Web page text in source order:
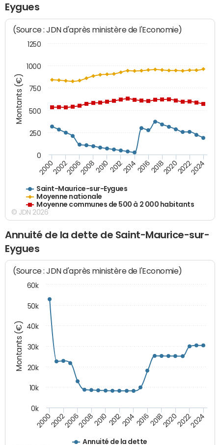
Eygues
Montants (€)
(Source : JDN d'après ministère de l'Economie)
Saint-Maurice-sur-Eygues
Moyenne nationale
Moyenne communes de 500 à 2 000 habitants
200020022006200820102012201420162018202020222024
0
250
500
750
1000
1250
© JDN 2026
Annuité de la dette de Saint-Maurice-sur-
Eygues
Montants (€)
(Source : JDN d'après ministère de l'Economie)
Annuité de la dette
20002002200620082010 2012201420162018202020222024
0k
10k
20k
30k
40k
50k
60k